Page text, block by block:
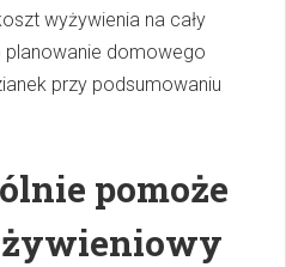
wyżywienia na cały
planowanie domowego
przy podsumowaniu
pomoże